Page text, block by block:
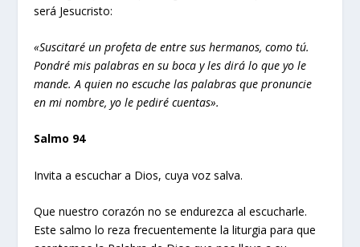
será Jesucristo:
«Suscitaré un profeta de entre sus hermanos, como tú.
Pondré mis palabras en su boca y les dirá lo que yo le
mande. A quien no escuche las palabras que pronuncie
en mi nombre, yo le pediré cuentas».
Salmo 94
Invita a escuchar a Dios, cuya voz salva.
Que nuestro corazón no se endurezca al escucharle.
Este salmo lo reza frecuentemente la liturgia para que